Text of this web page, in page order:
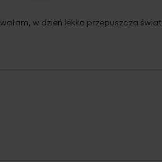
w dzień lekko przepuszcza